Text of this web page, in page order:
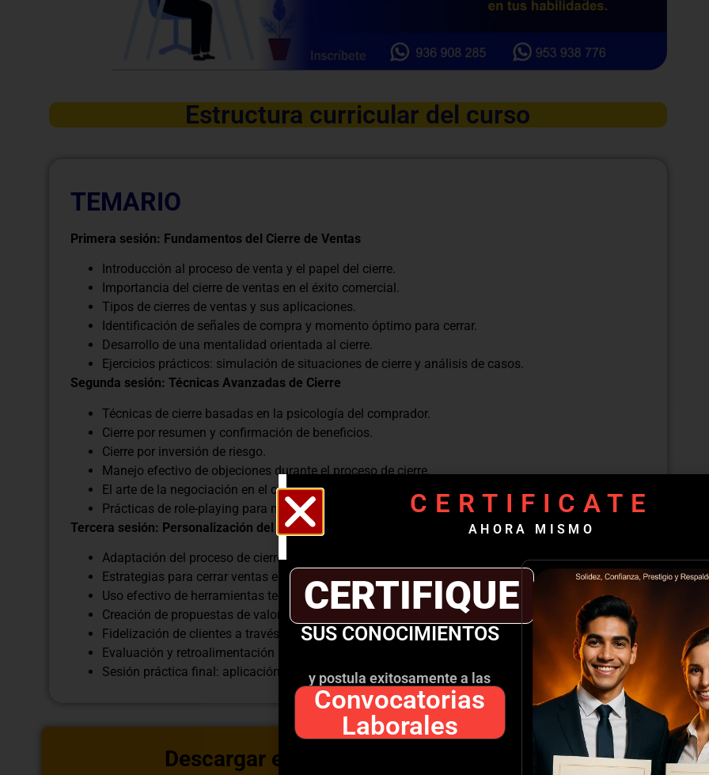
Estructura curricular del curso
TEMARIO
Primera sesión: Fundamentos del Cierre de Ventas
Introducción al proceso de venta y el papel del cierre.
Importancia del cierre de ventas en el éxito comercial.
Tipos de cierres de ventas y sus aplicaciones.
Identificación de señales de compra y momento óptimo para cerrar.
Desarrollo de una mentalidad orientada al cierre.
Ejercicios prácticos: simulación de situaciones de cierre y análisis de casos.
Segunda sesión: Técnicas Avanzadas de Cierre
Técnicas de cierre basadas en la psicología del comprador.
Cierre por resumen y confirmación de beneficios.
Cierre por inversión de riesgo.
Manejo efectivo de objeciones durante el proceso de cierre.
El arte de la negociación en el cierre de ventas.
Prácticas de role-playing para mejorar las habilidades de cierre.
Tercera sesión: Personalización del Proceso de Cierre
Adaptación del proceso de cierre a diferentes tipos de clientes y situaciones.
Estrategias para cerrar ventas en entornos presenciales y virtuales.
Uso efectivo de herramientas tecnológicas en el proceso de cierre.
Creación de propuestas de valor personalizadas y persuasivas.
Fidelización de clientes a través de un cierre exitoso.
Evaluación y retroalimentación para la mejora continua.
Sesión práctica final: aplicación de técnicas de cierre en escenarios reales de venta.
Descargar estructura curricular en PDF
CERTIFICATE
AHORA MISMO
CERTIFIQUE
SUS CONOCIMIENTOS
y postula exitosamente a las
Convocatorias
Laborales